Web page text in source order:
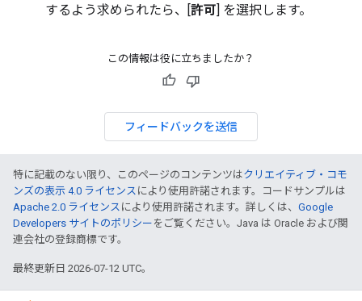
するよう求められたら、[ 許可 ] を選択します。
この情報は役に立ちましたか？
フィードバックを送信
特に記載のない限り、このページのコンテンツはクリエイティブ・コモ
ンズの表示 4.0 ライセンス により使用許諾されます。コードサンプルは
Apache 2.0 ライセンス により使用許諾されます。詳しくは、 Google
Developers サイトのポリシー をご覧ください。Java は Oracle および関
連会社の登録商標です。
最終更新日 2026-07-12 UTC。